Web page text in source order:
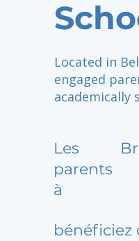
Located in
engaged
academically
Les
parents
à
bénéficiez